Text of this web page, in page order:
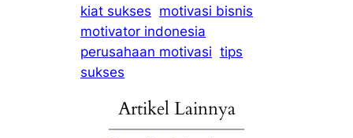
kiat sukses motivasi bisnis
motivator indonesia
perusahaan motivasi tips
sukses
Artikel Lainnya